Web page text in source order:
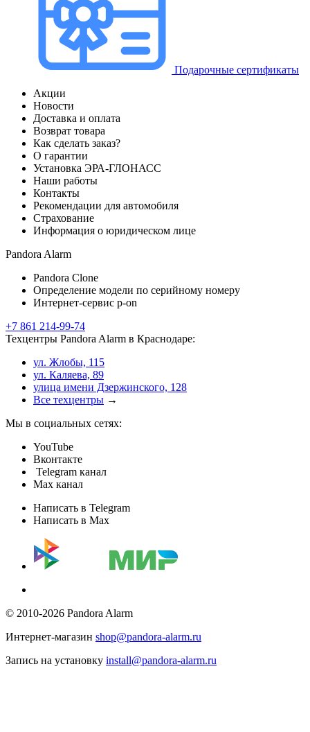
Подарочные сертификаты
Акции
Новости
Доставка и оплата
Возврат товара
Как сделать заказ?
О гарантии
Установка ЭРА-ГЛОНАСС
Наши работы
Контакты
Рекомендации для автомобиля
Страхование
Информация о юридическом лице
Pandora Alarm
Pandora Clone
Определение модели по серийному номеру
Интернет-сервис p-on
+7 861 214-99-74
Техцентры Pandora Alarm в Краснодаре:
ул. Жлобы, 115
ул. Каляева, 89
улица имени Дзержинского, 128
Все техцентры →
Мы в социальных сетях:
YouTube
Вконтакте
Telegram канал
Max канал
Написать в Telegram
Написать в Max
© 2010-2026 Pandora Alarm
Интернет-магазин shop@pandora-alarm.ru
Запись на установку install@pandora-alarm.ru